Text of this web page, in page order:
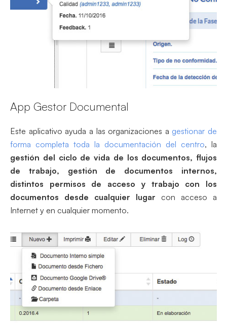
App Gestor Documental
Este aplicativo ayuda a las organizaciones a gestionar de
forma completa toda la documentación del centro, la
gestión del ciclo de vida de los documentos, flujos
de trabajo, gestión de documentos internos,
distintos permisos de acceso y trabajo con los
documentos desde cualquier lugar con acceso a
Internet y en cualquier momento.